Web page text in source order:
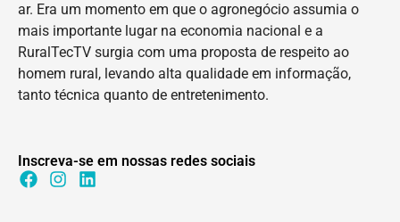
ar. Era um momento em que o agronegócio assumia o
mais importante lugar na economia nacional e a
RuralTecTV surgia com uma proposta de respeito ao
homem rural, levando alta qualidade em informação,
tanto técnica quanto de entretenimento.
Inscreva-se em nossas redes sociais